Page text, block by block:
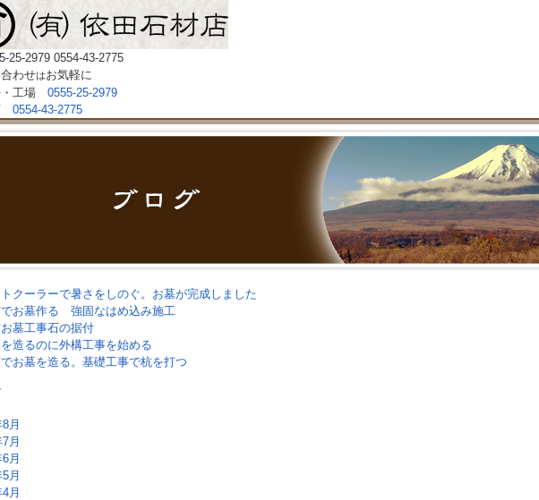
わせはお気軽に
工場  0555-25-2979
0554-43-2775
クーラーで暑さをしのぐ。お墓が完成しました
お墓作る 強固なはめ込み施工
墓工事石の据付
造るのに外構工事を始める
お墓を造る。基礎工事で杭を打つ
月
月
月
月
月